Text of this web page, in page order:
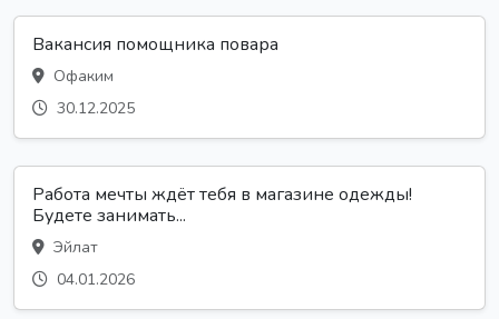
Вакансия помощника повара
Офаким
30.12.2025
Работа мечты ждёт тебя в магазине одежды!
Будете занимать...
Эйлат
04.01.2026